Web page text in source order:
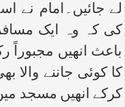
لے جائیں۔امام
کی کہ وہ ایک
باعث انھیں مجبوراً
کا کوئی جاننے والا
کرکے انھیں مسجد